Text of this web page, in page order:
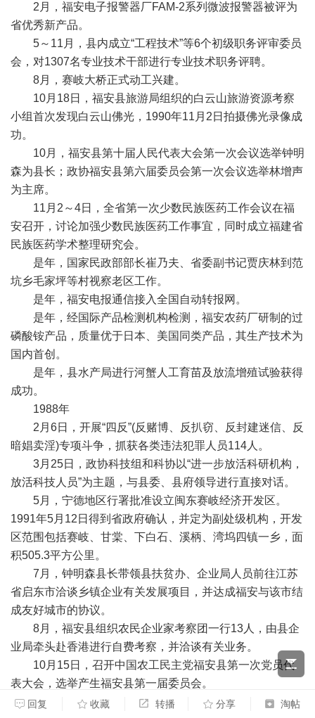
2月，福安电子报警器厂FAM-2系列微波报警器被评为
省优秀新产品。
5～11月，县内成立“工程技术”等6个初级职务评审委员
会，对1307名专业技术干部进行专业技术职务评聘。
8月，赛岐大桥正式动工兴建。
10月18日，福安县旅游局组织的白云山旅游资源考察
小组首次发现白云山佛光，1990年11月2日拍摄佛光录像成
功。
10月，福安县第十届人民代表大会第一次会议选举钟明
森为县长；政协福安县第六届委员会第一次会议选举林增声
为主席。
11月2～4日，全省第一次少数民族医药工作会议在福
安召开，讨论加强少数民族医药工作事宜，同时成立福建省
民族医药学术整理研究会。
是年，国家民政部部长崔乃夫、省委副书记贾庆林到范
坑乡毛家坪等村视察老区工作。
是年，福安电报通信接入全国自动转报网。
是年，经国际产品检测机构检测，福安农药厂研制的过
磷酸铵产品，质量优于日本、美国同类产品，其生产技术为
国内首创。
是年，县水产局进行河蟹人工育苗及放流增殖试验获得
成功。
1988年
2月6日，开展“四反”(反赌博、反扒窃、反封建迷信、反
暗娼卖淫)专项斗争，抓获各类违法犯罪人员114人。
3月25日，政协科技组和科协以“进一步放活科研机构，
放活科技人员”为主题，与县委、县府领导进行直接对话。
5月，宁德地区行署批准设立闽东赛岐经济开发区。
1991年5月12日得到省政府确认，并定为副处级机构，开发
区范围包括赛岐、甘棠、下白石、溪柄、湾坞四镇一乡，面
积505.3平方公里。
7月，钟明森县长带领县扶贫办、企业局人员前往江苏
省启东市洽谈乡镇企业有关发展项目，并达成福安与该市结
成友好城市的协议。
8月，福安县组织农民企业家考察团一行13人，由县企
业局牵头赴香港进行自费考察，并洽谈有关业务。
10月15日，召开中国农工民主党福安县第一次党员代
表大会，选举产生福安县第一届委员会。
10月24日，因海埕纠纷，福安下白石镇南浦村被宁德
回复 收藏 转播 分享 淘帖